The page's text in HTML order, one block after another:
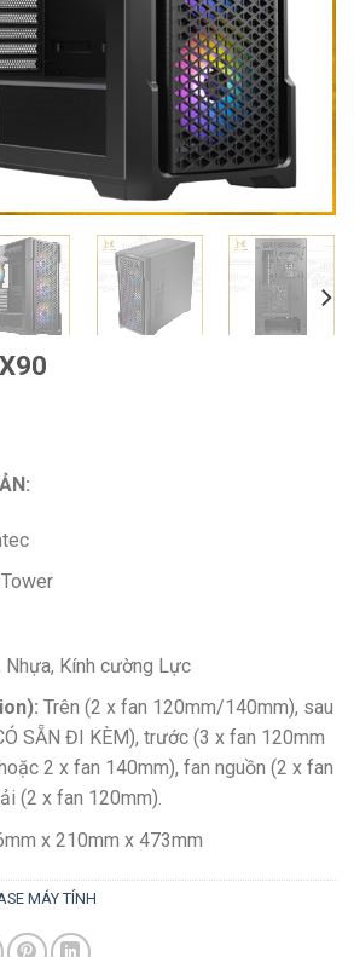
Nhựa, Kính cường Lực
Trên (2 x fan 120mm/140mm), sau
SẴN ĐI KÈM), trước (3 x fan 120mm
2 x fan 140mm), fan nguồn (2 x fan
(2 x fan 120mm).
x 210mm x 473mm
MÁY TÍNH